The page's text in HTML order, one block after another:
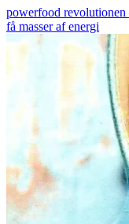
powerfood
få masser af energi